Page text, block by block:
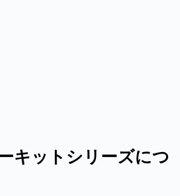
キットシリーズにつ